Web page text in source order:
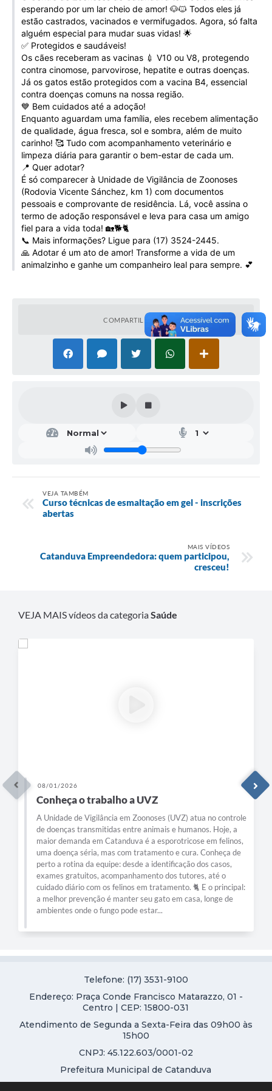
Galeria de Vídeos
Projetos
Links
Telefones Úteis
A Prefeitura
Enquete
Jornal
Agenda
SIC
Diário Oficial
Contato
Editais
esperando por um lar cheio de amor! 🐶🐱 Todos eles já
estão castrados, vacinados e vermifugados. Agora, só falta
alguém especial para mudar suas vidas! 🌟
✅ Protegidos e saudáveis!
Os cães receberam as vacinas 💉 V10 ou V8, protegendo
contra cinomose, parvovirose, hepatite e outras doenças.
Já os gatos estão protegidos com a vacina B4, essencial
contra doenças comuns na nossa região.
💙 Bem cuidados até a adoção!
Enquanto aguardam uma família, eles recebem alimentação
de qualidade, água fresca, sol e sombra, além de muito
carinho! 🥰 Tudo com acompanhamento veterinário e
limpeza diária para garantir o bem-estar de cada um.
📍 Quer adotar?
É só comparecer à Unidade de Vigilância de Zoonoses
(Rodovia Vicente Sánchez, km 1) com documentos
pessoais e comprovante de residência. Lá, você assina o
termo de adoção responsável e leva para casa um amigo
fiel para a vida toda! 🏡🐕🐈
📞 Mais informações? Ligue para (17) 3524-2445.
🙏 Adotar é um ato de amor! Transforme a vida de um
animalzinho e ganhe um companheiro leal para sempre. 💕
COMPARTILHAR
VEJA TAMBÉM
Curso técnicas de esmaltação em gel - inscrições
abertas
MAIS VÍDEOS
Catanduva Empreendedora: quem participou,
cresceu!
VEJA MAIS vídeos da categoriaSaúde
(UVZ) atua no controle
e humanos. Hoje, a
a esporotricose em felinos,
e cura. Conheça de
dos casos,
dos tutores, até o
🐈 E o principal:
gato em casa, longe de
Mutirão da Saúde
O Centro de Especialidades Médicas
atendimentos voltado a pacientes
Pulmonar Obstrutiva Crônica) que
bronquite crônica e enfisema. A
capacitação dos nossos médicos da
por especialistas da Sociedade
ação reforça a qualidade do
tratamento oferecido e fortalece o
os profissionais da rede de saúde.
Telefone: (17) 3531-9100
Endereço: Praça Conde Francisco Matarazzo, 01 -
Centro | CEP: 15800-031
Atendimento de Segunda a Sexta-Feira das 09h00 às
15h00
CNPJ: 45.122.603/0001-02
Prefeitura Municipal de Catanduva